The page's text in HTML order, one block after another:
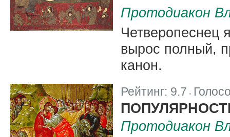
Протодиакон
Четверопеснец
вырос полный,
канон.
Рейтинг: 9.7 |
Протодиакон